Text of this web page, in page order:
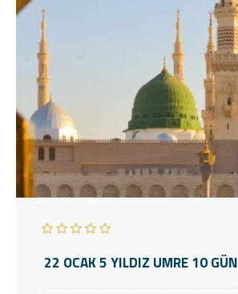
22 OCAK 5 YILDIZ UMRE 10 GÜN